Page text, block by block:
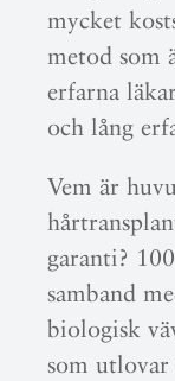
mycket
metod som
erfarna
och lång
Vem är
garanti?
samband
biologisk
som